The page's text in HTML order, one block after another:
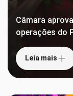
Câmara
operações do
Leia mais